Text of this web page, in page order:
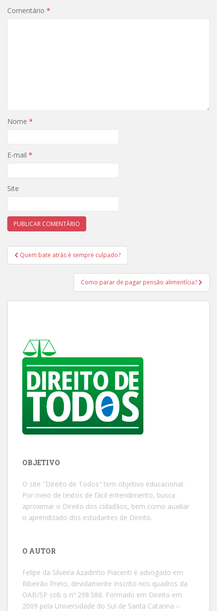
Comentário *
Nome *
E-mail *
Site
Navegação
de
Quem bate atrás é sempre culpado?
Como parar de pagar pensão alimentícia?
OBJETIVO
O site "Direito de Todos" tem objetivo educacional.
Por meio de textos de fácil entendimento, busca
aproximar o Direito dos cidadãos, bem como auxiliar
o aprendizado dos estudantes de Direito.
O AUTOR
Felipe da Silveira Azadinho Piacenti é advogado em
Ribeirão Preto, devidamente inscrito nos quadros da
OAB/SP sob o nº 298.586. Formado em Direito em
2009 pela Universidade do Sul de Santa Catarina –